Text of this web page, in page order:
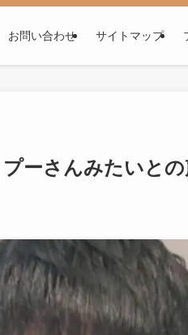
お問い合わせ サイトマップ
ーさんみたいとの